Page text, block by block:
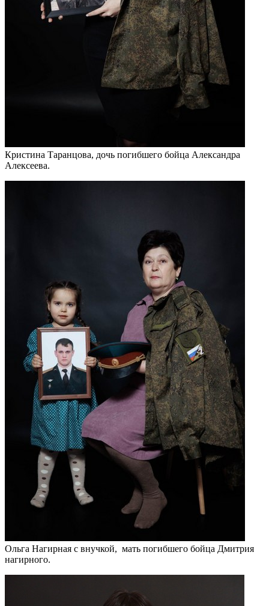
Кристина Таранцова, дочь погибшего бойца Александра
Алексеева.
Ольга Нагирная с внучкой, мать погибшего бойца Дмитрия
нагирного.